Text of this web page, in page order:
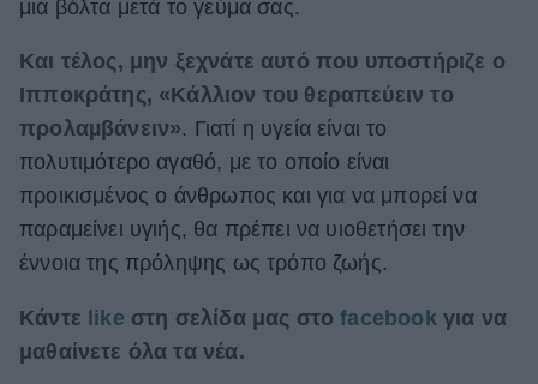
μια βόλτα μετά το γεύμα σας.
Και τέλος, μην ξεχνάτε αυτό που υποστήριζε ο
Ιπποκράτης, «Κάλλιον του θεραπεύειν το
προλαµβάνειν». Γιατί η υγεία είναι το
πολυτιμότερο αγαθό, με το οποίο είναι
προικισμένος ο άνθρωπος και για να μπορεί να
παραμείνει υγιής, θα πρέπει να υιοθετήσει την
έννοια της πρόληψης ως τρόπο ζωής.
Κάντε like στη σελίδα μας στοfacebook για να
μαθαίνετε όλα τα νέα.